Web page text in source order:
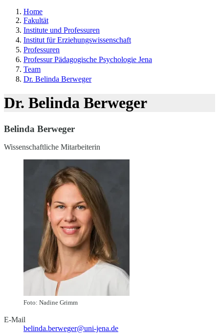
Home
Fakultät
Institute und Professuren
Institut für Erziehungswissenschaft
Professuren
Professur Pädagogische Psychologie Jena
Team
Dr. Belinda Berweger
Dr. Belinda Berweger
Belinda Berweger
Wissenschaftliche Mitarbeiterin
Foto: Nadine Grimm
E-Mail
belinda.berweger@uni-jena.de